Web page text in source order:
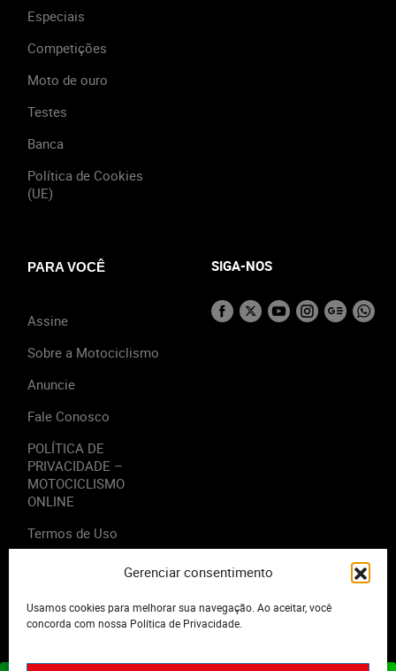
Gerenciar consentimento
Usamos cookies para melhorar sua navegação. Ao aceitar, você
concorda com nossa Política de Privacidade.
Especiais
Competições
Moto de ouro
Testes
Banca
Política de Cookies
(UE)
PARA VOCÊ
Assine
Sobre a Motociclismo
Anuncie
Fale Conosco
POLÍTICA DE
PRIVACIDADE –
MOTOCICLISMO
ONLINE
Termos de Uso
SIGA-NOS
2023 - Editora Motor Midia. Todos os direitos reservados.